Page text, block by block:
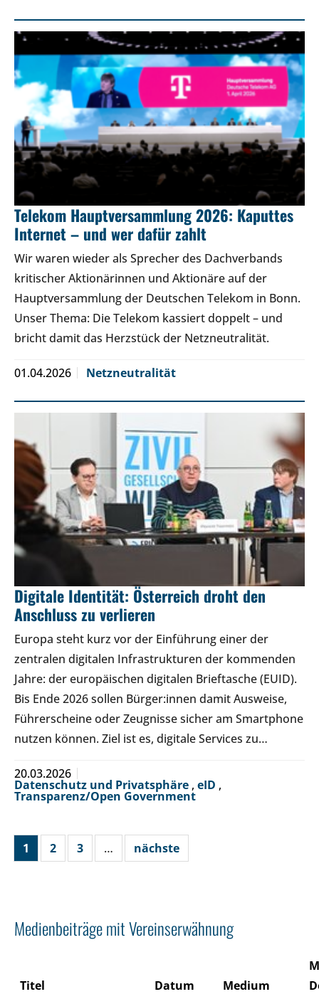
Telekom Hauptversammlung 2026: Kaputtes
Internet – und wer dafür zahlt
Wir waren wieder als Sprecher des Dachverbands
kritischer Aktionärinnen und Aktionäre auf der
Hauptversammlung der Deutschen Telekom in Bonn.
Unser Thema: Die Telekom kassiert doppelt – und
bricht damit das Herzstück der Netzneutralität.
01.04.2026 Netzneutralität
Digitale Identität: Österreich droht den
Anschluss zu verlieren
Europa steht kurz vor der Einführung einer der
zentralen digitalen Infrastrukturen der kommenden
Jahre: der europäischen digitalen Brieftasche (EUID).
Bis Ende 2026 sollen Bürger:innen damit Ausweise,
Führerscheine oder Zeugnisse sicher am Smartphone
nutzen können. Ziel ist es, digitale Services zu…
20.03.2026
Datenschutz und Privatsphäre , eID ,
Transparenz/Open Government
1 2 3 … nächste
Medienbeiträge mit Vereinserwähnung
Titel Datum Medium